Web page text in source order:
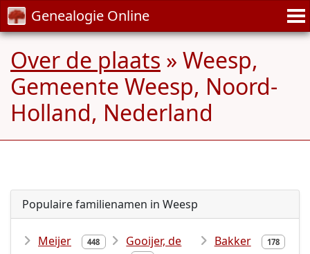
Genealogie Online
Over de plaats » Weesp,
Gemeente Weesp, Noord-
Holland, Nederland
Populaire familienamen in Weesp
Meijer 448 Gooijer, de Bakker 178